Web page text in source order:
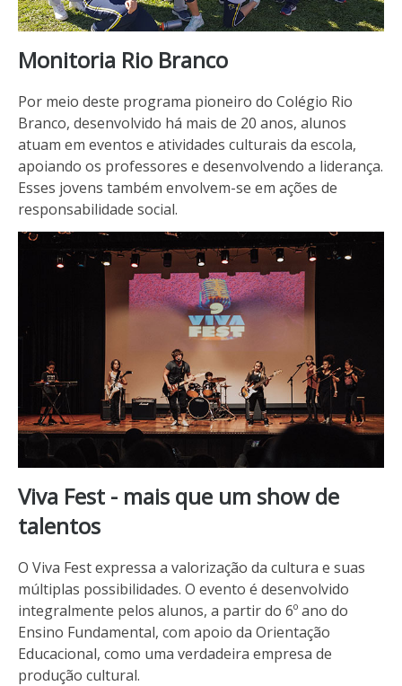
Monitoria Rio Branco
Por meio deste programa pioneiro do Colégio Rio
Branco, desenvolvido há mais de 20 anos, alunos
atuam em eventos e atividades culturais da escola,
apoiando os professores e desenvolvendo a liderança.
Esses jovens também envolvem-se em ações de
responsabilidade social.
Viva Fest - mais que um show de
talentos
O Viva Fest expressa a valorização da cultura e suas
múltiplas possibilidades. O evento é desenvolvido
integralmente pelos alunos, a partir do 6º ano do
Ensino Fundamental, com apoio da Orientação
Educacional, como uma verdadeira empresa de
produção cultural.